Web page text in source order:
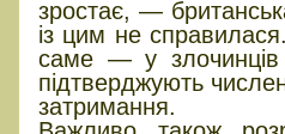
зростає, —
із цим не
саме — у
підтверджують
затримання.